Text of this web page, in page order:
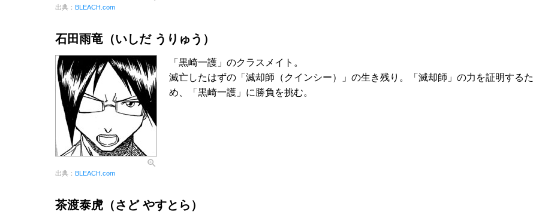
出典： BLEACH.com
石田雨竜（いしだ うりゅう）
出典： BLEACH.com
「黒崎一護」のクラスメイト。
滅亡したはずの「滅却師（クインシー）」の生き残り。「滅却師」の力を証明するた
め、「黒崎一護」に勝負を挑む。
茶渡泰虎（さど やすとら）